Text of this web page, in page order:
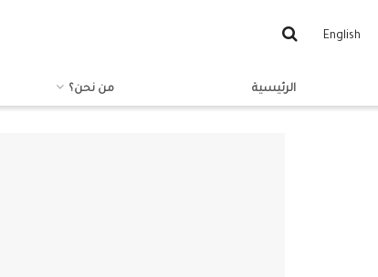
English
الرئيسية من نحن؟